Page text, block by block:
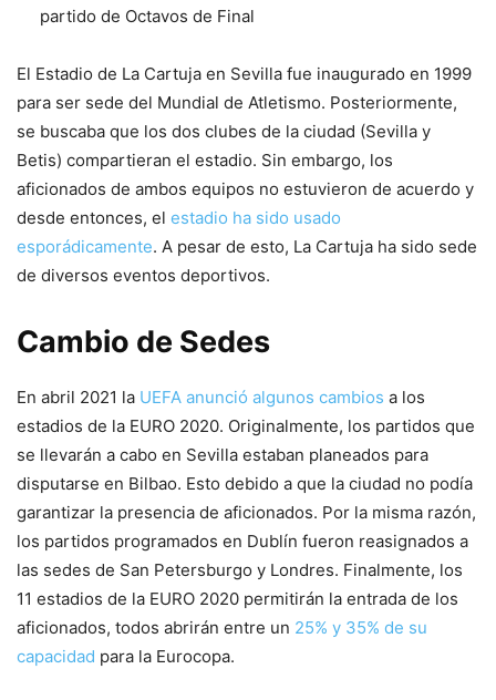
partido de Octavos de Final
El Estadio de La Cartuja en Sevilla fue inaugurado en 1999
para ser sede del Mundial de Atletismo. Posteriormente,
se buscaba que los dos clubes de la ciudad (Sevilla y
Betis) compartieran el estadio. Sin embargo, los
aficionados de ambos equipos no estuvieron de acuerdo y
desde entonces, el estadio ha sido usado
esporádicamente. A pesar de esto, La Cartuja ha sido sede
de diversos eventos deportivos.
Cambio de Sedes
En abril 2021 la UEFA anunció algunos cambios a los
estadios de la EURO 2020. Originalmente, los partidos que
se llevarán a cabo en Sevilla estaban planeados para
disputarse en Bilbao. Esto debido a que la ciudad no podía
garantizar la presencia de aficionados. Por la misma razón,
los partidos programados en Dublín fueron reasignados a
las sedes de San Petersburgo y Londres. Finalmente, los
11 estadios de la EURO 2020 permitirán la entrada de los
aficionados, todos abrirán entre un 25% y 35% de su
capacidad para la Eurocopa.